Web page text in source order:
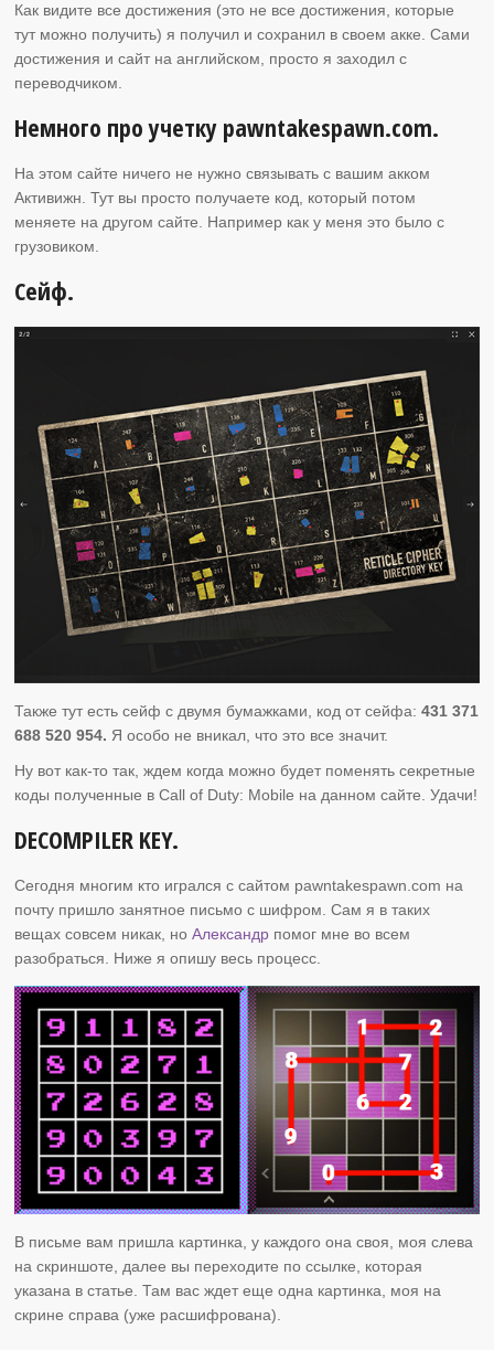
Как видите все достижения (это не все достижения, которые
тут можно получить) я получил и сохранил в своем акке. Сами
достижения и сайт на английском, просто я заходил с
переводчиком.
Немного про учетку pawntakespawn.com.
На этом сайте ничего не нужно связывать с вашим акком
Активижн. Тут вы просто получаете код, который потом
меняете на другом сайте. Например как у меня это было с
грузовиком.
Сейф.
Также тут есть сейф с двумя бумажками, код от сейфа:431 371
688 520 954. Я особо не вникал, что это все значит.
Ну вот как-то так, ждем когда можно будет поменять секретные
коды полученные в Call of Duty: Mobile на данном сайте. Удачи!
DECOMPILER KEY.
Сегодня многим кто игрался с сайтом pawntakespawn.com на
почту пришло занятное письмо с шифром. Сам я в таких
вещах совсем никак, ноАлександр помог мне во всем
разобраться. Ниже я опишу весь процесс.
В письме вам пришла картинка, у каждого она своя, моя слева
на скриншоте, далее вы переходите по ссылке, которая
указана в статье. Там вас ждет еще одна картинка, моя на
скрине справа (уже расшифрована).